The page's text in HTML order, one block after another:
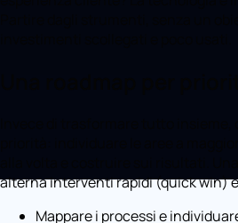
alterna interventi rapidi (quick win)
Mappare i processi e